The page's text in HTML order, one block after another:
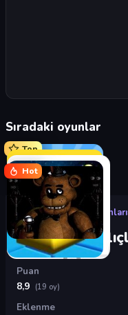
Sıradaki oyunlar
Top
Hot
Oyunlar›Aksiyon Oyunları
Çöp Adam
Puan
8,9 (19 oy)
Eklenme